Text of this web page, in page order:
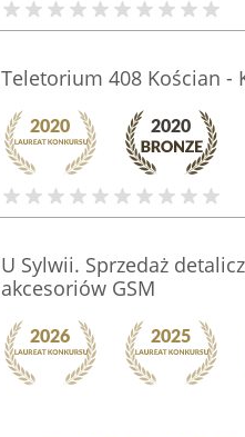
Teletorium 408 Kościan -
U Sylwii. Sprzedaż
akcesoriów GSM